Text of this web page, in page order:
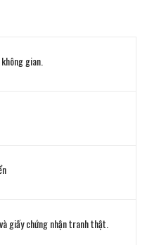
gian.
giấy chứng nhận tranh thật.